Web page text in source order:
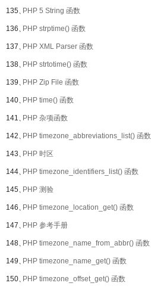
135、PHP 5 String 函数
136、PHP strptime() 函数
137、PHP XML Parser 函数
138、PHP strtotime() 函数
139、PHP Zip File 函数
140、PHP time() 函数
141、PHP 杂项函数
142、PHP timezone_abbreviations_list() 函数
143、PHP 时区
144、PHP timezone_identifiers_list() 函数
145、PHP 测验
146、PHP timezone_location_get() 函数
147、PHP 参考手册
148、PHP timezone_name_from_abbr() 函数
149、PHP timezone_name_get() 函数
150、PHP timezone_offset_get() 函数